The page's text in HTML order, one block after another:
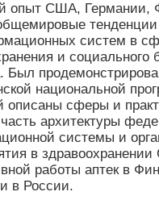
опыт США, Германии,
систем в
и социального
Был
национальной
описаны сферы и
архитектуры
системы и
в
работы аптек в
в России.